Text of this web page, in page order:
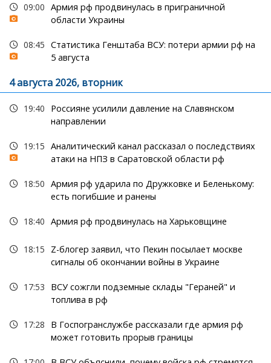
09:00 Армия рф продвинулась в приграничной
области Украины
08:45 Статистика Генштаба ВСУ: потери армии рф на
5 августа
4 августа 2026, вторник
19:40
Россияне усилили давление на Славянском
направлении
19:15 Аналитический канал рассказал о последствиях
атаки на НПЗ в Саратовской области рф
18:50 Армия рф ударила по Дружковке и Беленькому:
есть погибшие и ранены
18:40 Армия рф продвинулась на Харьковщине
18:15
Z-блогер заявил, что Пекин посылает москве
сигналы об окончании войны в Украине
17:53
ВСУ сожгли подземные склады "Гераней" и
топлива в рф
17:28
В Госпогранслужбе рассказали где армия рф
может готовить прорыв границы